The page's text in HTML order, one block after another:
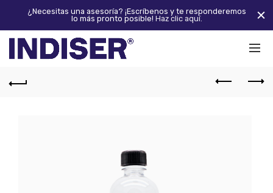
¿Necesitas una asesoría? ¡Escríbenos y te responderemos
lo más pronto posible! Haz clic aquí.